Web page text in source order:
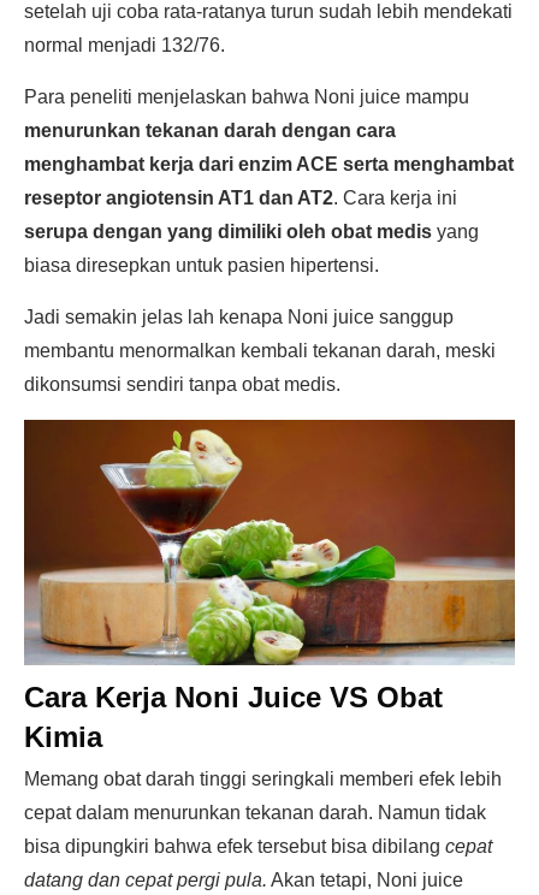
setelah uji coba rata-ratanya turun sudah lebih mendekati
normal menjadi 132/76.
Para peneliti menjelaskan bahwa Noni juice mampu
menurunkan tekanan darah dengan cara
menghambat kerja dari enzim ACE serta menghambat
reseptor angiotensin AT1 dan AT2. Cara kerja ini
serupa dengan yang dimiliki oleh obat medis yang
biasa diresepkan untuk pasien hipertensi.
Jadi semakin jelas lah kenapa Noni juice sanggup
membantu menormalkan kembali tekanan darah, meski
dikonsumsi sendiri tanpa obat medis.
Cara Kerja Noni Juice VS Obat
Kimia
Memang obat darah tinggi seringkali memberi efek lebih
cepat dalam menurunkan tekanan darah. Namun tidak
bisa dipungkiri bahwa efek tersebut bisa dibilang cepat
datang dan cepat pergi pula. Akan tetapi, Noni juice